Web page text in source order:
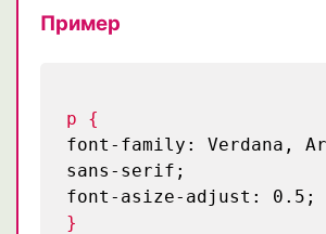
Пример
p {
font-family: Verdana,
sans-serif;
font-asize-adjust: 0.5;
}